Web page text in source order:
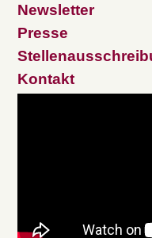
Newsletter
Presse
Kontakt